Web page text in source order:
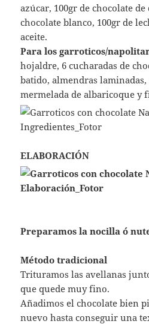
azúcar, 100gr de chocolate
chocolate blanco, 100gr de
aceite.
Para los garroticos/
hojaldre, 6 cucharadas de
batido, almendras laminadas,
mermelada de albaricoque y
ELABORACIÓN
Preparamos la nocilla ó
Método tradicional
Trituramos las avellanas
que quede muy fino.
Añadimos el chocolate bien
nuevo hasta conseguir una